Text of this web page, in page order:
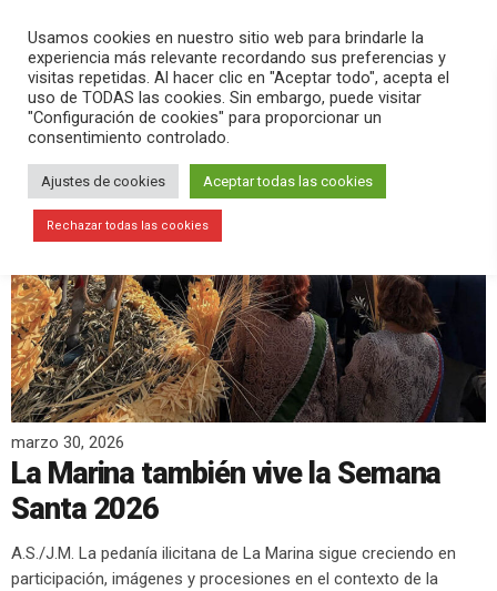
search menu pause PLAY
marzo 30, 2026
La Marina también vive la Semana
Santa 2026
A.S./J.M. La pedanía ilicitana de La Marina sigue creciendo en
participación, imágenes y procesiones en el contexto de la
Usamos cookies en nuestro sitio web para brindarle la
experiencia más relevante recordando sus preferencias y
visitas repetidas. Al hacer clic en "Aceptar todo", acepta el
uso de TODAS las cookies. Sin embargo, puede visitar
"Configuración de cookies" para proporcionar un
consentimiento controlado.
Ajustes de cookies Aceptar todas las cookies
Rechazar todas las cookies